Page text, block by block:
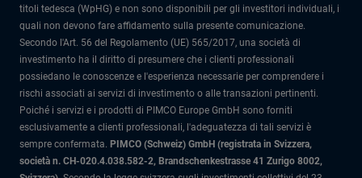
titoli tedesca (WpHG) e non sono disponibili per gli investitori individuali, i
quali non devono fare affidamento sulla presente comunicazione.
Secondo l'Art. 56 del Regolamento (UE) 565/2017, una società di
investimento ha il diritto di presumere che i clienti professionali
possiedano le conoscenze e l'esperienza necessarie per comprendere i
rischi associati ai servizi di investimento o alle transazioni pertinenti.
Poiché i servizi e i prodotti di PIMCO Europe GmbH sono forniti
esclusivamente a clienti professionali, l'adeguatezza di tali servizi è
sempre confermata. PIMCO (Schweiz) GmbH (registrata in Svizzera,
società n. CH-020.4.038.582-2, Brandschenkestrasse 41 Zurigo 8002,